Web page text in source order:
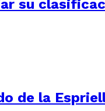
su
de la